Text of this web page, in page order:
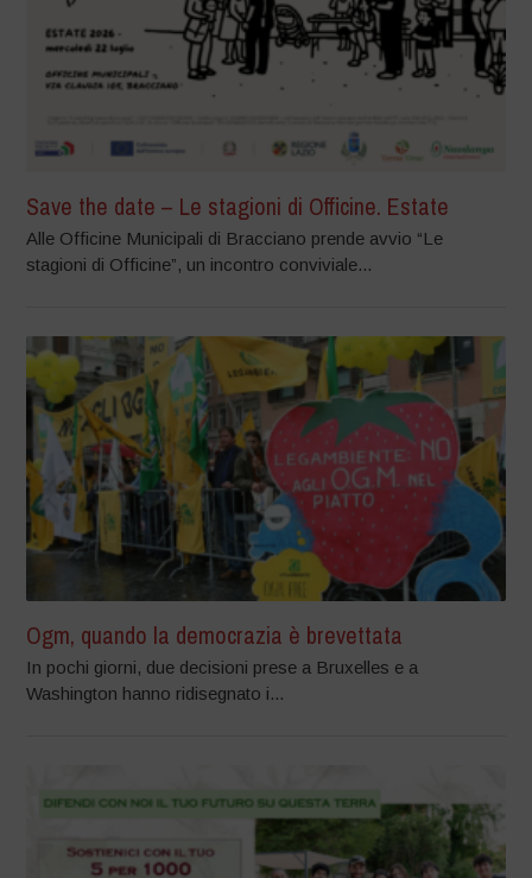
Save the date – Le stagioni di Officine. Estate
Alle Officine Municipali di Bracciano prende avvio “Le
stagioni di Officine”, un incontro conviviale...
Ogm, quando la democrazia è brevettata
In pochi giorni, due decisioni prese a Bruxelles e a
Washington hanno ridisegnato i...